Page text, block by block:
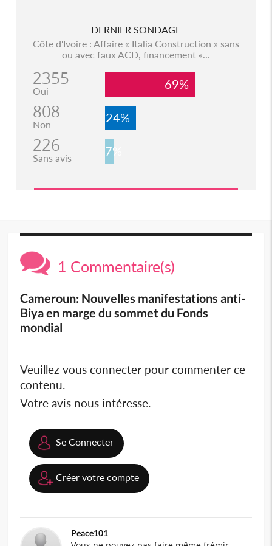
DERNIER SONDAGE
Côte d'Ivoire : Affaire « Italia Construction » sans
ou avec faux ACD, financement «...
2355
Oui 69%
808
Non 24%
226
Sans avis 7%
1 Commentaire(s)
Cameroun: Nouvelles manifestations anti-
Biya en marge du sommet du Fonds
mondial
Veuillez vous connecter pour commenter ce
contenu.
Votre avis nous intéresse.
Se Connecter
Créer votre compte
Peace101